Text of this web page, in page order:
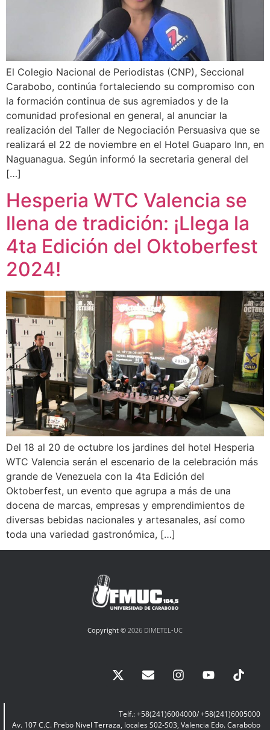
El Colegio Nacional de Periodistas (CNP), Seccional
Carabobo, continúa fortaleciendo su compromiso con
la formación continua de sus agremiados y de la
comunidad profesional en general, al anunciar la
realización del Taller de Negociación Persuasiva que se
realizará el 22 de noviembre en el Hotel Guaparo Inn, en
Naguanagua. Según informó la secretaria general del
[…]
Hesperia WTC Valencia se
llena de tradición: ¡Llega la
4ta Edición del Oktoberfest
2024!
Del 18 al 20 de octubre los jardines del hotel Hesperia
WTC Valencia serán el escenario de la celebración más
grande de Venezuela con la 4ta Edición del
Oktoberfest, un evento que agrupa a más de una
docena de marcas, empresas y emprendimientos de
diversas bebidas nacionales y artesanales, así como
toda una variedad gastronómica, […]
Copyright © 2026 DIMETEL-UC
Telf.: +58(241)6004000/ +58(241)6005000
Av. 107 C.C. Prebo Nivel Terraza, locales S02-S03, Valencia Edo. Carabobo